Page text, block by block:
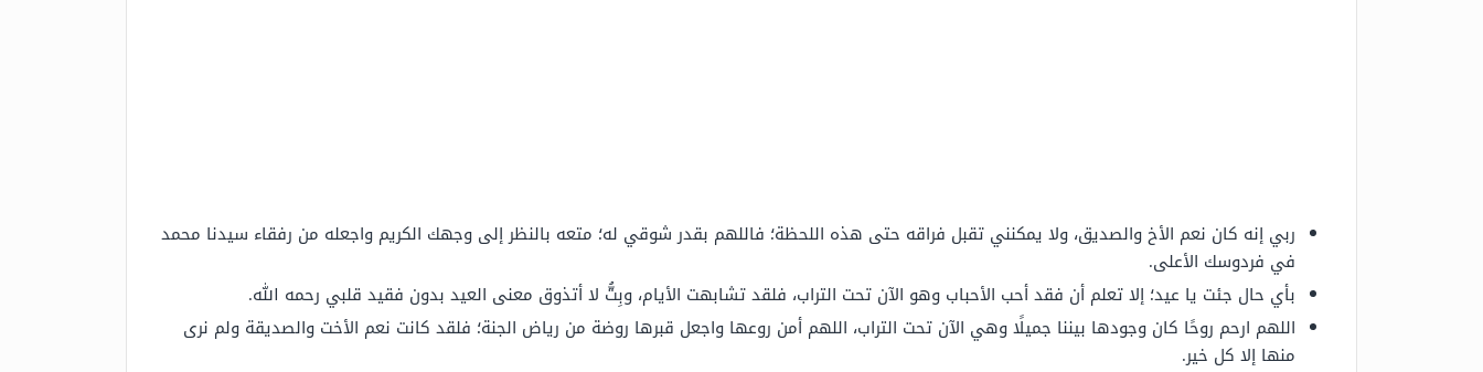
ربي إنه كان نعم الأخ والصديق، ولا يمكنني تقبل فراقه حتى هذه اللحظة؛ فاللهم بقدر شوقي له؛ متعه بالنظر إلى وجهك الكريم واجعله من رفقاء سيدنا محمد
في فردوسك الأعلى.
بأي حال جئت يا عيد؛ إلا تعلم أن فقد أحب الأحباب وهو الآن تحت التراب، فلقد تشابهت الأيام، وبِتُّ لا أتذوق معنى العيد بدون فقيد قلبي رحمه الله.
اللهم ارحم روحًا كان وجودها بيننا جميلًا وهي الآن تحت التراب، اللهم أمن روعها واجعل قبرها روضة من رياض الجنة؛ فلقد كانت نعم الأخت والصديقة ولم نرى
منها إلا كل خير.